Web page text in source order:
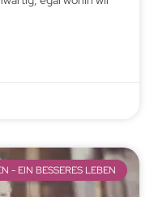
- EIN BESSERES LEBEN